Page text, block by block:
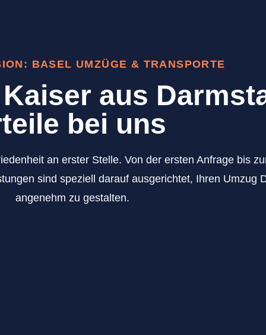
BASEL UMZÜGE & TRANSPORTE
aus
bei uns
an erster Stelle. Von der ersten Anfrage bis
sind speziell darauf ausgerichtet, Ihren Umzug
angenehm zu gestalten.